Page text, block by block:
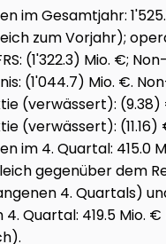
im Gesamtjahr:
zum Vorjahr);
(1'322.3) Mio. €;
(1'044.7) Mio. €.
(verwässert): (9.38)
(verwässert): (11.16)
im 4. Quartal: 415.0
gegenüber dem
4. Quartals)
4. Quartal: 419.5 Mio. €